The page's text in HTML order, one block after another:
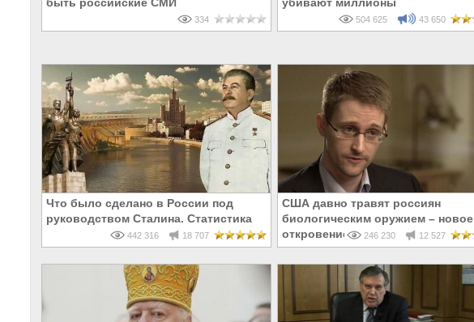
быть российские СМИ
334
убивают миллионы
504 625 43 650
Что было сделано в России под
руководством Сталина. Статистика
442 316 18 707
США давно травят россиян
биологическим оружием – новое
откровение Эдварда Сноудена
246 230 12 527